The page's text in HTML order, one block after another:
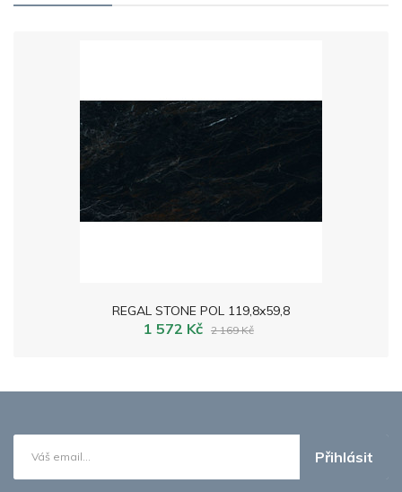
REGAL STONE POL 119,8x59,8
1 572 Kč 2 169 Kč
Přihlásit